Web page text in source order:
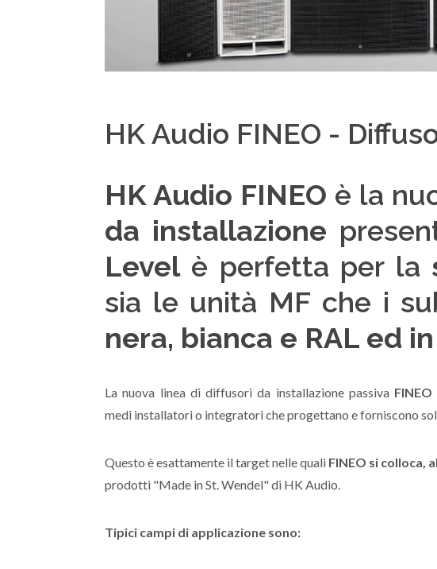
HK Audio FINEO -
HK Audio FINEO è la
da installazione
Levelè perfetta per la
sia le unità MF che i
nera, bianca e RAL ed
La nuova linea di diffusori da installazione passiva FINEO
medi installatori o integratori che progettano e forniscono
Questo è esattamente il target nelle quali FINEO si colloca,
prodotti "Made in St. Wendel" di HK Audio.
Tipici campi di applicazione sono: